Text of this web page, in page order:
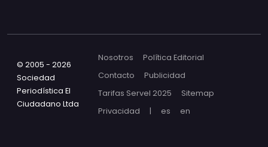
© 2005 - 2026
Sociedad
Periodística El
Ciudadano Ltda
Nosotros
Política Editorial
Contacto
Publicidad
Tarifas Servel 2025
Sitemap
Privacidad
| es en